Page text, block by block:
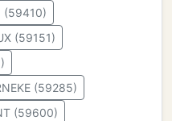
(59410)
(59151)
(59285)
(59600)